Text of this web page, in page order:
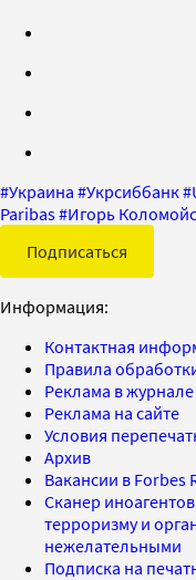
#Украина #Укрсиббанк#
Paribas#Игорь
Подписаться
Информация:
Контактная
Правила
Реклама в журнале
Реклама на сайте
Условия
Архив
Вакансии в Forbes
Сканер
терроризму и
нежелательными
Подписка на